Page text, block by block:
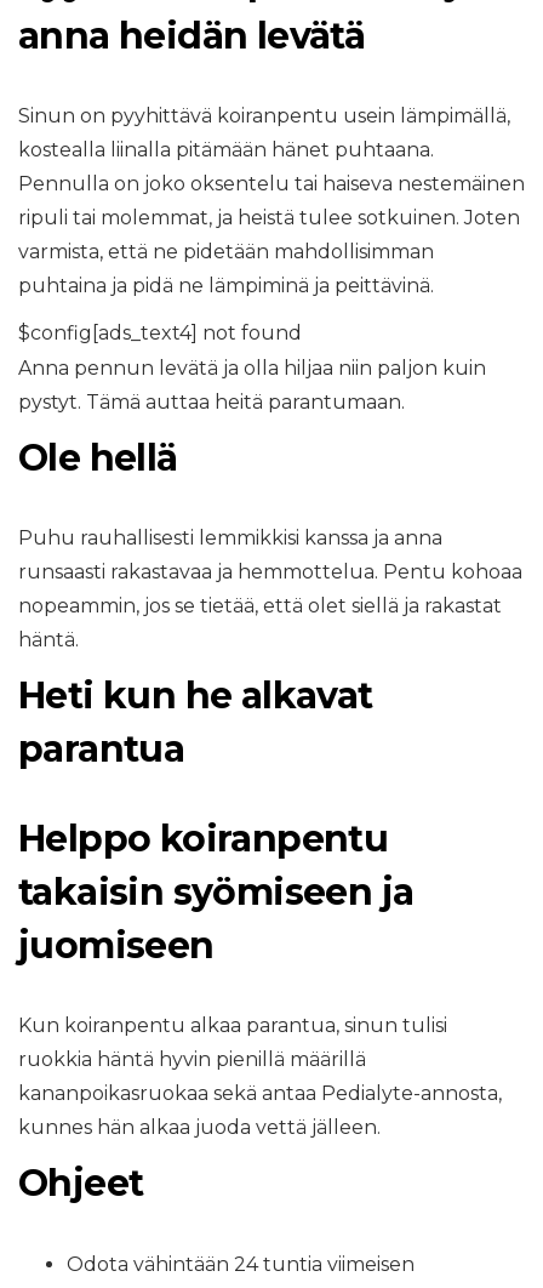
anna heidän levätä
Sinun on pyyhittävä koiranpentu usein lämpimällä,
kostealla liinalla pitämään hänet puhtaana.
Pennulla on joko oksentelu tai haiseva nestemäinen
ripuli tai molemmat, ja heistä tulee sotkuinen. Joten
varmista, että ne pidetään mahdollisimman
puhtaina ja pidä ne lämpiminä ja peittävinä.
$config[ads_text4] not found
Anna pennun levätä ja olla hiljaa niin paljon kuin
pystyt. Tämä auttaa heitä parantumaan.
Ole hellä
Puhu rauhallisesti lemmikkisi kanssa ja anna
runsaasti rakastavaa ja hemmottelua. Pentu kohoaa
nopeammin, jos se tietää, että olet siellä ja rakastat
häntä.
Heti kun he alkavat
parantua
Helppo koiranpentu
takaisin syömiseen ja
juomiseen
Kun koiranpentu alkaa parantua, sinun tulisi
ruokkia häntä hyvin pienillä määrillä
kananpoikasruokaa sekä antaa Pedialyte-annosta,
kunnes hän alkaa juoda vettä jälleen.
Ohjeet
Odota vähintään 24 tuntia viimeisen